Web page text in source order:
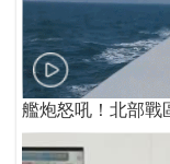
艦炮怒吼！北部戰